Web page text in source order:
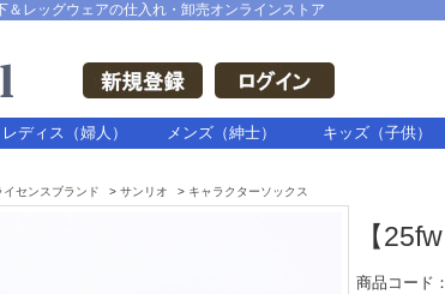
＆レッグウェアの仕入れ・卸売オンラインストア
レディス（婦人） メンズ（紳士） キッズ（子供）
イセンスブランド サンリオ キャラクターソックス
【
商品コード